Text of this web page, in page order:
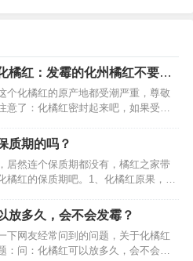
橘红：发霉的化州橘红不要吃
个化橘红的原产地都受潮严重，尊敬
意了：化橘红密封起来吧，如果受潮
发霉哦，或者不能保存太久了。在猛
可以晒一下的。密封设备有：密封透
等等的。看到了吗，真正的发霉是这
气味不在芬芳，而是有点异味…
质期的吗？
居然连个保质期都没有，橘红之家带
橘红的保质期吧。1、化橘红原果，原
愈良。这时候主要阴凉干燥处密封保
久性”保存的。2、橘红果预包装产
罐子里面的橘红片，理论上也是愈陈
这种有包装的产品常常…
放多久，会不会发霉？
下网友经常问到的问题，关于化橘红
：问：化橘红可以放多久，会不会发